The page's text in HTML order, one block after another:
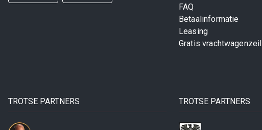
FAQ
Betaalinformatie
Leasing
Gratis vrachtwagenzeil
TROTSE PARTNERS TROTSE PARTNERS